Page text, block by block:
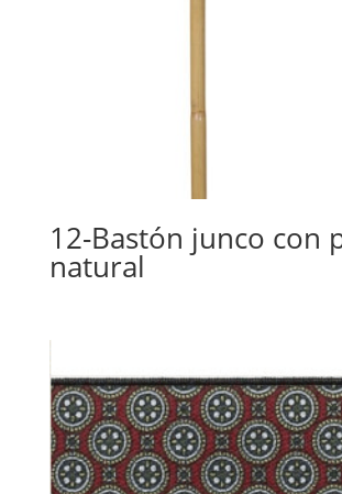
12-Bastón junco con
natural